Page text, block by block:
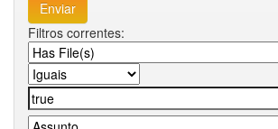
Filtros correntes: